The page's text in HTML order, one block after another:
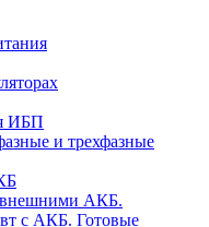
ИБП
и трехфазные
АКБ.
с АКБ. Готовые